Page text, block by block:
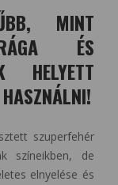
MINT
ÉS
HELYETT
szuperfehér
színeikben, de
elnyelése és